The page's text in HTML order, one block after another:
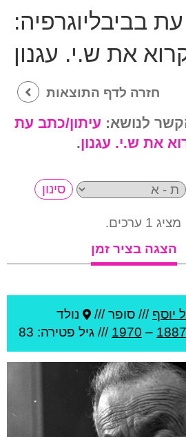
בביבליוגרפיה:
את ש.י. עגנון
חזרה לדף התוצאות
עיתון/כתב עת
את ש.י. עגנון.
מציג 1 ערכים.
הצגה בציר זמן
יוסף /// סופר ///
נולד
1887
–
1970 /// גיל פטירה: 83